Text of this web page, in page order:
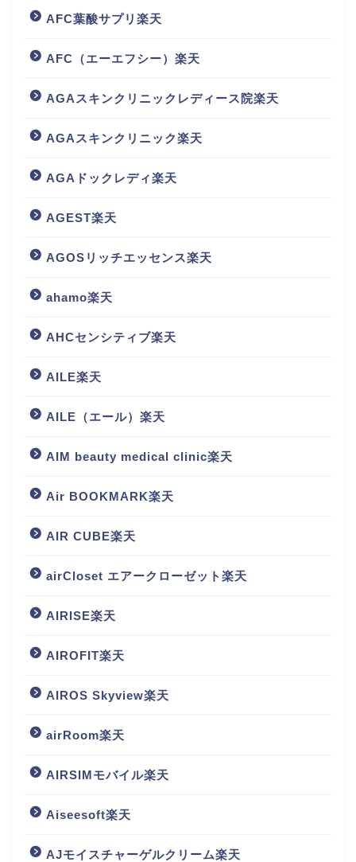
AFC葉酸サプリ楽天
AFC（エーエフシー）楽天
AGAスキンクリニックレディース院楽天
AGAスキンクリニック楽天
AGAドックレディ楽天
AGEST楽天
AGOSリッチエッセンス楽天
ahamo楽天
AHCセンシティブ楽天
AILE楽天
AILE（エール）楽天
AIM beauty medical clinic楽天
Air BOOKMARK楽天
AIR CUBE楽天
airCloset エアークローゼット楽天
AIRISE楽天
AIROFIT楽天
AIROS Skyview楽天
airRoom楽天
AIRSIMモバイル楽天
Aiseesoft楽天
AJモイスチャーゲルクリーム楽天